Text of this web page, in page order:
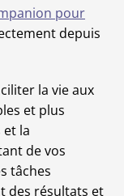
pour
depuis
la vie aux
et plus
la
de vos
tâches
des résultats et